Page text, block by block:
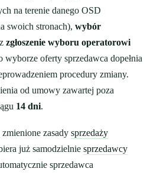
na terenie danego OSD
swoich stronach), wybór
zgłoszenie wyboru operatorowi
wyborze oferty sprzedawca dopełnia
procedury zmiany.
od umowy zawartej poza
14 dni.
zasady sprzedaży
już samodzielnie sprzedawcy
sprzedawca